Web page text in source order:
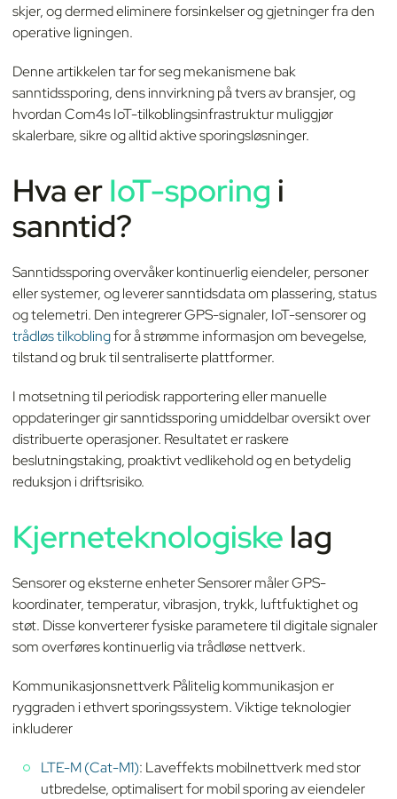
skjer, og dermed eliminere forsinkelser og gjetninger fra den
operative ligningen.
Denne artikkelen tar for seg mekanismene bak
sanntidssporing, dens innvirkning på tvers av bransjer, og
hvordan Com4s IoT-tilkoblingsinfrastruktur muliggjør
skalerbare, sikre og alltid aktive sporingsløsninger.
Hva erIoT-sporing i
sanntid?
Sanntidssporing overvåker kontinuerlig eiendeler, personer
eller systemer, og leverer sanntidsdata om plassering, status
og telemetri. Den integrerer GPS-signaler, IoT-sensorer og
trådløs tilkoblingfor å strømme informasjon om bevegelse,
tilstand og bruk til sentraliserte plattformer.
I motsetning til periodisk rapportering eller manuelle
oppdateringer gir sanntidssporing umiddelbar oversikt over
distribuerte operasjoner. Resultatet er raskere
beslutningstaking, proaktivt vedlikehold og en betydelig
reduksjon i driftsrisiko.
Kjerneteknologiske lag
Sensorer og eksterne enheter Sensorer måler GPS-
koordinater, temperatur, vibrasjon, trykk, luftfuktighet og
støt. Disse konverterer fysiske parametere til digitale signaler
som overføres kontinuerlig via trådløse nettverk.
Kommunikasjonsnettverk Pålitelig kommunikasjon er
ryggraden i ethvert sporingssystem. Viktige teknologier
inkluderer
LTE-M (Cat-M1): Laveffekts mobilnettverk med stor
utbredelse, optimalisert for mobil sporing av eiendeler